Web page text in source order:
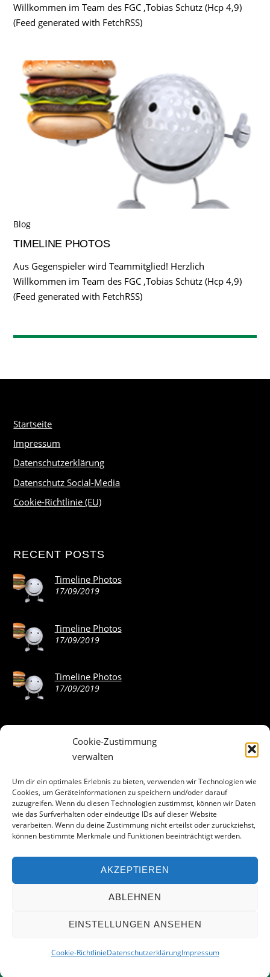
Cookie-Zustimmung
verwalten
Um dir ein optimales Erlebnis zu bieten, verwenden wir Technologien wie
Cookies, um Geräteinformationen zu speichern und/oder darauf
zuzugreifen. Wenn du diesen Technologien zustimmst, können wir Daten
wie das Surfverhalten oder eindeutige IDs auf dieser Website
verarbeiten. Wenn du deine Zustimmung nicht erteilst oder zurückziehst,
können bestimmte Merkmale und Funktionen beeinträchtigt werden.
AKZEPTIEREN
ABLEHNEN
EINSTELLUNGEN ANSEHEN
Cookie-RichtlinieDatenschutzerklärungImpressum
Willkommen im Team des FGC ,Tobias Schütz (Hcp 4,9)
(Feed generated with FetchRSS)
Blog
TIMELINE PHOTOS
Aus Gegenspieler wird Teammitglied! Herzlich
Willkommen im Team des FGC ,Tobias Schütz (Hcp 4,9)
(Feed generated with FetchRSS)
Startseite
Impressum
Datenschutzerklärung
Datenschutz Social-Media
Cookie-Richtlinie (EU)
RECENT POSTS
Timeline Photos
17/09/2019
Timeline Photos
17/09/2019
Timeline Photos
17/09/2019
ABOUT THE LANDING THEME…
The Landing theme is a one-page design WordPress theme
that’s focused on getting your audience to follow-through
with your call-to-action. Built to work seamlessly with our
drag & drop Builder plugin, it gives you the ability to
customize the look and feel of your content.
Powered byWordPress•Themify WordPress Themes